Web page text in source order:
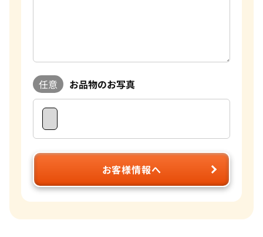
任意 お品物のお写真
お客様情報へ